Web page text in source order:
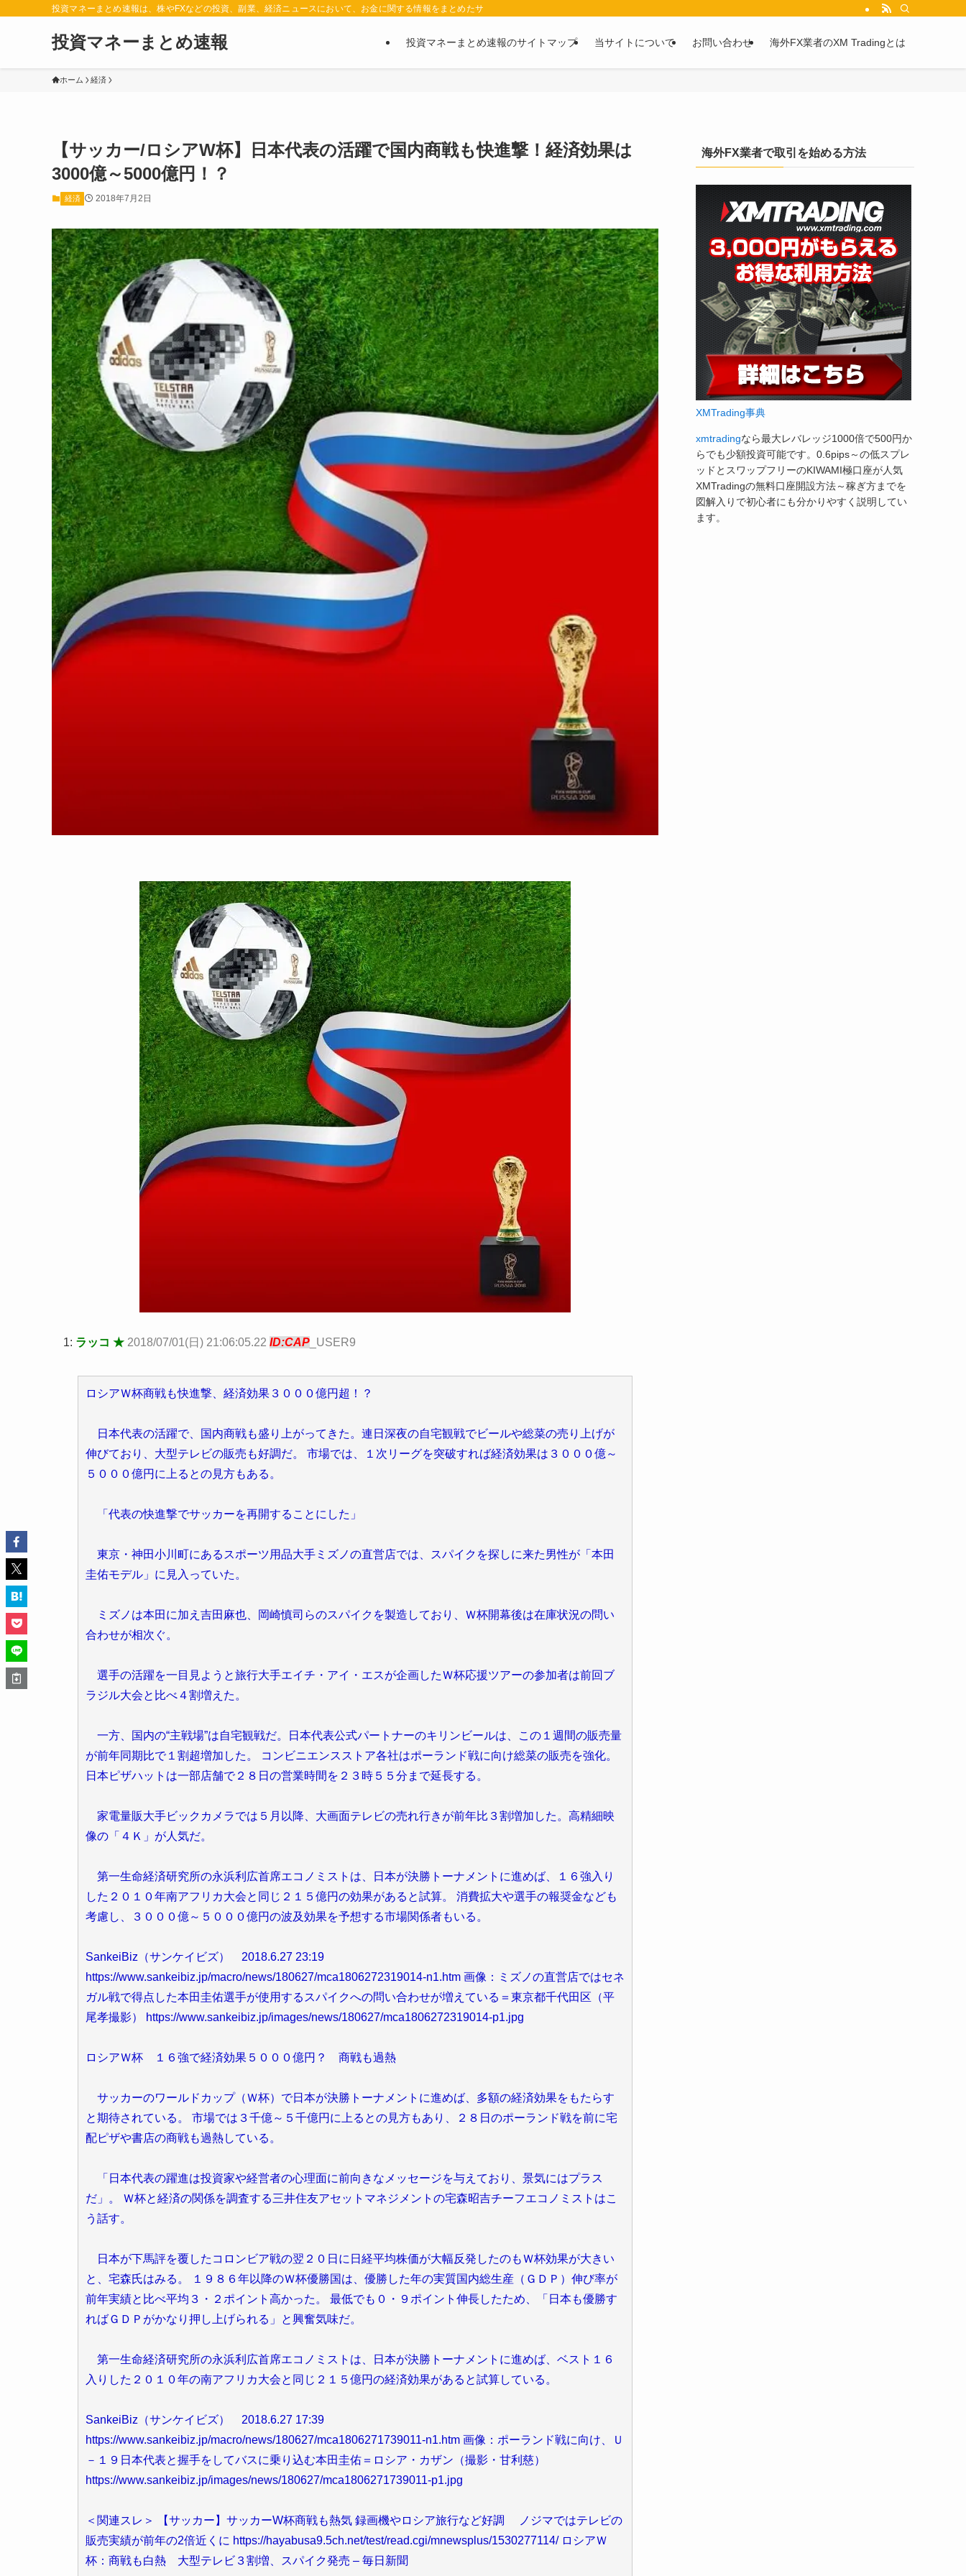
投資マネーまとめ速報は、株やFXなどの投資、副業、経済ニュースにおいて、お金に関する情報をまとめたサイトです。お金に関する情報の口コミや評判を2chや5chからピックアップしています。
投資マネーまとめ速報 投資マネーまとめ速報のサイトマップ 当サイトについて お問い合わせ 海外FX業者のXM Tradingとは
ホーム 経済
【サッカー/ロシアW杯】日本代表の活躍で国内商戦も快進撃！経済効果は
3000億～5000億円！？
経済 2018年7月2日
1: ラッコ ★ 2018/07/01(日) 21:06:05.22 ID:CAP _USER9
ロシアＷ杯商戦も快進撃、経済効果３０００億円超！？
日本代表の活躍で、国内商戦も盛り上がってきた。連日深夜の自宅観戦でビールや総菜の売り上げが
伸びており、大型テレビの販売も好調だ。 市場では、１次リーグを突破すれば経済効果は３０００億～
５０００億円に上るとの見方もある。
「代表の快進撃でサッカーを再開することにした」
東京・神田小川町にあるスポーツ用品大手ミズノの直営店では、スパイクを探しに来た男性が「本田
圭佑モデル」に見入っていた。
ミズノは本田に加え吉田麻也、岡崎慎司らのスパイクを製造しており、Ｗ杯開幕後は在庫状況の問い
合わせが相次ぐ。
選手の活躍を一目見ようと旅行大手エイチ・アイ・エスが企画したＷ杯応援ツアーの参加者は前回ブ
ラジル大会と比べ４割増えた。
一方、国内の“主戦場”は自宅観戦だ。日本代表公式パートナーのキリンビールは、この１週間の販売量
が前年同期比で１割超増加した。 コンビニエンスストア各社はポーランド戦に向け総菜の販売を強化。
日本ピザハットは一部店舗で２８日の営業時間を２３時５５分まで延長する。
家電量販大手ビックカメラでは５月以降、大画面テレビの売れ行きが前年比３割増加した。高精細映
像の「４Ｋ」が人気だ。
第一生命経済研究所の永浜利広首席エコノミストは、日本が決勝トーナメントに進めば、１６強入り
した２０１０年南アフリカ大会と同じ２１５億円の効果があると試算。 消費拡大や選手の報奨金なども
考慮し、３０００億～５０００億円の波及効果を予想する市場関係者もいる。
SankeiBiz（サンケイビズ） 2018.6.27 23:19
https://www.sankeibiz.jp/macro/news/180627/mca1806272319014-n1.htm 画像：ミズノの直営店ではセネ
ガル戦で得点した本田圭佑選手が使用するスパイクへの問い合わせが増えている＝東京都千代田区（平
尾孝撮影） https://www.sankeibiz.jp/images/news/180627/mca1806272319014-p1.jpg
ロシアＷ杯 １６強で経済効果５０００億円？ 商戦も過熱
サッカーのワールドカップ（Ｗ杯）で日本が決勝トーナメントに進めば、多額の経済効果をもたらす
と期待されている。 市場では３千億～５千億円に上るとの見方もあり、２８日のポーランド戦を前に宅
配ピザや書店の商戦も過熱している。
「日本代表の躍進は投資家や経営者の心理面に前向きなメッセージを与えており、景気にはプラス
だ」。 Ｗ杯と経済の関係を調査する三井住友アセットマネジメントの宅森昭吉チーフエコノミストはこ
う話す。
日本が下馬評を覆したコロンビア戦の翌２０日に日経平均株価が大幅反発したのもＷ杯効果が大きい
と、宅森氏はみる。 １９８６年以降のＷ杯優勝国は、優勝した年の実質国内総生産（ＧＤＰ）伸び率が
前年実績と比べ平均３・２ポイント高かった。 最低でも０・９ポイント伸長したため、「日本も優勝す
ればＧＤＰがかなり押し上げられる」と興奮気味だ。
第一生命経済研究所の永浜利広首席エコノミストは、日本が決勝トーナメントに進めば、ベスト１６
入りした２０１０年の南アフリカ大会と同じ２１５億円の経済効果があると試算している。
SankeiBiz（サンケイビズ） 2018.6.27 17:39
https://www.sankeibiz.jp/macro/news/180627/mca1806271739011-n1.htm 画像：ポーランド戦に向け、Ｕ
－１９日本代表と握手をしてバスに乗り込む本田圭佑＝ロシア・カザン（撮影・甘利慈）
https://www.sankeibiz.jp/images/news/180627/mca1806271739011-p1.jpg
＜関連スレ＞ 【サッカー】サッカーW杯商戦も熱気 録画機やロシア旅行など好調 ノジマではテレビの
販売実績が前年の2倍近くに https://hayabusa9.5ch.net/test/read.cgi/mnewsplus/1530277114/ ロシアＷ
杯：商戦も白熱 大型テレビ３割増、スパイク発売 – 毎日新聞
海外FX業者で取引を始める方法
XMTrading事典
xmtradingなら最大レバレッジ1000倍で500円か
らでも少額投資可能です。0.6pips～の低スプレ
ッドとスワップフリーのKIWAMI極口座が人気
XMTradingの無料口座開設方法～稼ぎ方までを
図解入りで初心者にも分かりやすく説明してい
ます。